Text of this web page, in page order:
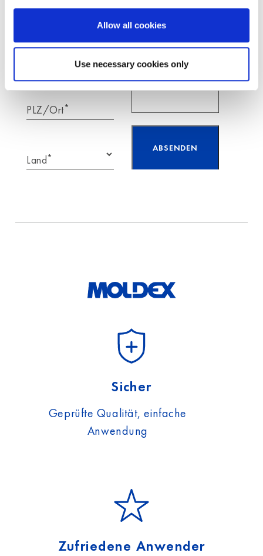
Allow all cookies
Use necessary cookies only
E-mail*
PLZ/Ort*
Land*
Sicher
Geprüfte Qualität, einfache
Anwendung
Zufriedene Anwender